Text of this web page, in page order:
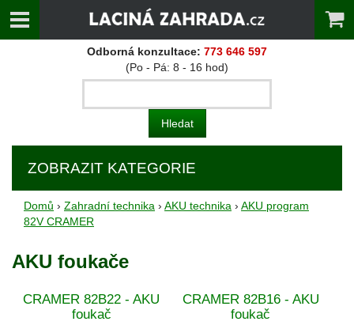
Odborná konzultace: 773 646 597
(Po - Pá: 8 - 16 hod)
ZOBRAZIT KATEGORIE
Domů › Zahradní technika › AKU technika › AKU program
82V CRAMER
AKU foukače
CRAMER 82B22 - AKU
foukač
CRAMER 82B16 - AKU
foukač